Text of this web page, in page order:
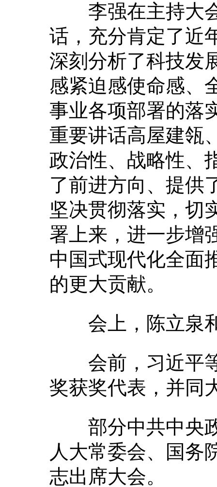
李强在主持大会
话，充分肯定了近
深刻分析了科技发
感紧迫感使命感、
事业各项部署的落
重要讲话高屋建瓴
政治性、战略性、
了前进方向、提供
坚决贯彻落实，切
署上来，进一步增
中国式现代化全面
的更大贡献。
会上，陈立泉和
会前，习近平等
奖获奖代表，并同
部分中共中央政
人大常委会、国务
志出席大会。